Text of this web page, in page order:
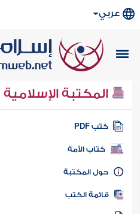
عربي
المكتبة الإسلامية
كتب PDF
كتاب الأمة
المكتبة